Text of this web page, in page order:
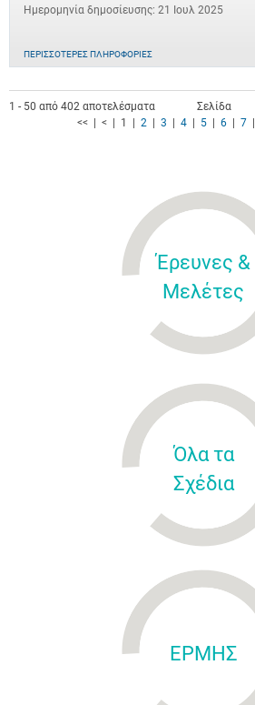
Ημερομηνία δημοσίευσης: 21 Ιουλ 2025
ΠΕΡΙΣΣΌΤΕΡΕΣ ΠΛΗΡΟΦΟΡΊΕΣ
1 - 50 από 402 αποτελέσματα
Σελίδα
<< | < | 1 | 2| 3 4| 5| 6| 7|
Έρευνες &
Μελέτες
Όλα τα
Σχέδια
ΕΡΜΗΣ